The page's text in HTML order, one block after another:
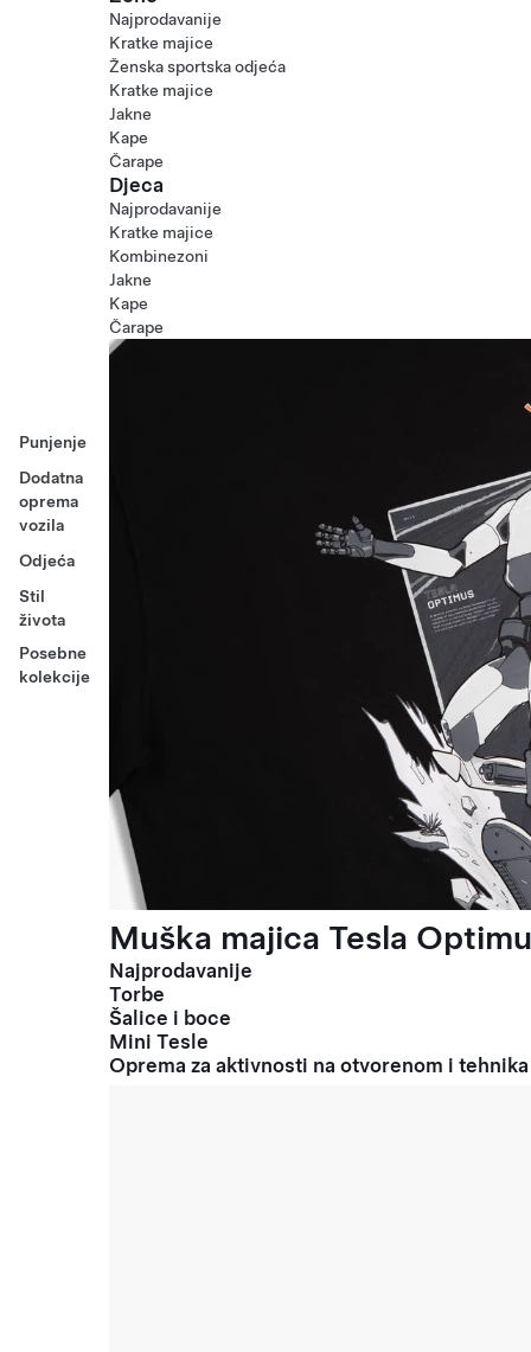
Punjenje
Dodatna
oprema
vozila
Odjeća
Stil
života
Posebne
kolekcije
Najprodavanije
Kratke majice
Ženska sportska odjeća
Kratke majice
Jakne
Kape
Čarape
Djeca
Najprodavanije
Kratke majice
Kombinezoni
Jakne
Kape
Čarape
Muška majica Tesla
Najprodavanije
Torbe
Šalice i boce
Mini Tesle
Oprema za aktivnosti na otvorenom i tehnika